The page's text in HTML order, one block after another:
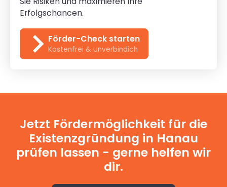
Erfolgschancen.
Förder-Check starten
Kostenfrei & unverbindich
Jetzt Fördermöglichkeit für die
Existenzgründung in Hanau
prüfen lassen - gerne helfen wir
dir.